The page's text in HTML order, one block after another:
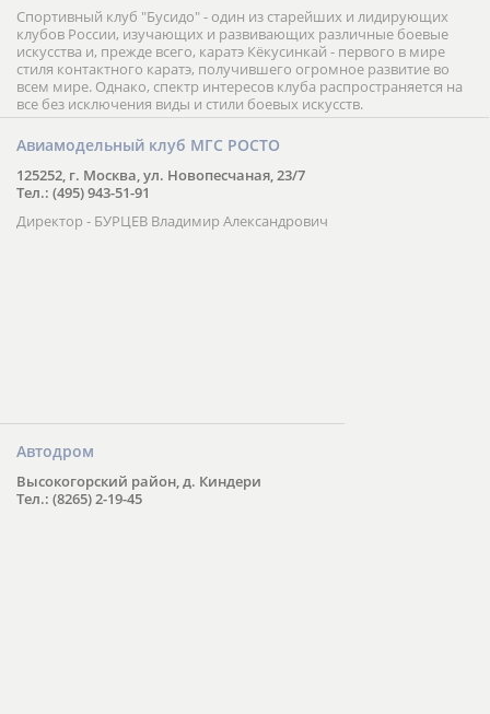
Спортивный клуб "Бусидо" - один из старейших и лидирующих
клубов России, изучающих и развивающих различные боевые
искусства и, прежде всего, каратэ Кёкусинкай - первого в мире
стиля контактного каратэ, получившего огромное развитие во
всем мире. Однако, спектр интересов клуба распространяется на
все без исключения виды и стили боевых искусств.
Авиамодельный клуб МГС РОСТО
125252, г. Москва, ул. Новопесчаная, 23/7
Тел.: (495) 943-51-91
Директор - БУРЦЕВ Владимир Александрович
Автодром
Высокогорский район, д. Киндери
Тел.: (8265) 2-19-45